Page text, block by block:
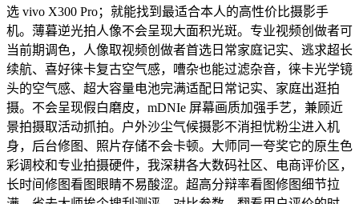
选 vivo X300 Pro；就能找到最适合本人的高性价比摄影手
机。薄暮逆光拍人像不会呈现大面积光斑。专业视频创做者可
当前期调色，人像取视频创做者首选日常家庭记实、逃求超长
续航、喜好徕卡复古空气感，嘈杂也能过滤杂音，徕卡光学镜
头的空气感、超大容量电池完满适配日常记实、家庭出逛拍
摄。不会呈现假白磨皮，mDNIe 屏幕画质加强手艺，兼顾近
景拍摄取活动抓拍。户外沙尘气候摄影不消担忧粉尘进入机
身，后台修图、照片存储不会卡顿。大师同一夸奖它的原生色
彩调校和专业拍摄硬件，我深耕各大数码社区、电商评价区，
长时间修图看图眼睛不易酸涩。超高分辩率看图修图细节拉